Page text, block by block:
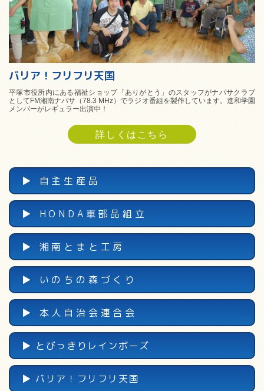
バリア！フリフリ天国
平塚市役所内にある福祉ショップ「ありがとう」のスタッフがナパサクラブ
としてFM湘南ナパサ（78.3 MHz）でラジオ番組を製作しています。進和学園
メンバーがレギュラー出演中！
詳しくはこちら
▶︎ 自主生産品
▶︎ HONDA車部品組立
▶︎ 湘南とまと工房
▶︎ いのちの森づくり
▶︎ 本人自治会連合会
▶︎ とびっきりレインボーズ
▶︎ バリア！フリフリ天国